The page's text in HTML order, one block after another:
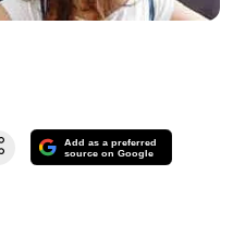
Add as a preferred
source on Google